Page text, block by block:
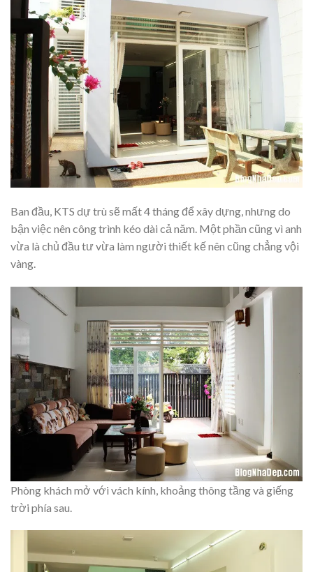
Ban đầu, KTS dự trù sẽ mất 4 tháng để xây dựng, nhưng do
bận việc nên công trình kéo dài cả năm. Một phần cũng vì anh
vừa là chủ đầu tư vừa làm người thiết kế nên cũng chẳng vội
vàng.
Phòng khách mở với vách kính, khoảng thông tầng và giếng
trời phía sau.